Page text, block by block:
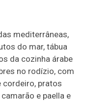
mediterrâneas,
do mar, tábua
da cozinha árabe
no rodízio, com
cordeiro, pratos
e paella e